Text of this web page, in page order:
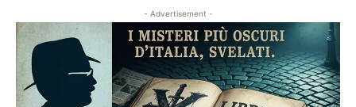
- Advertisement -